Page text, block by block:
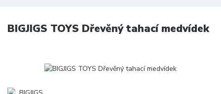
BIGJIGS TOYS Dřevěný tahací medvídek